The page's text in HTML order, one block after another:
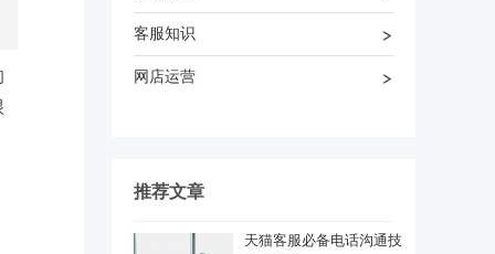
客服知识
网店运营
推荐文章
天猫客服必备电话沟通技